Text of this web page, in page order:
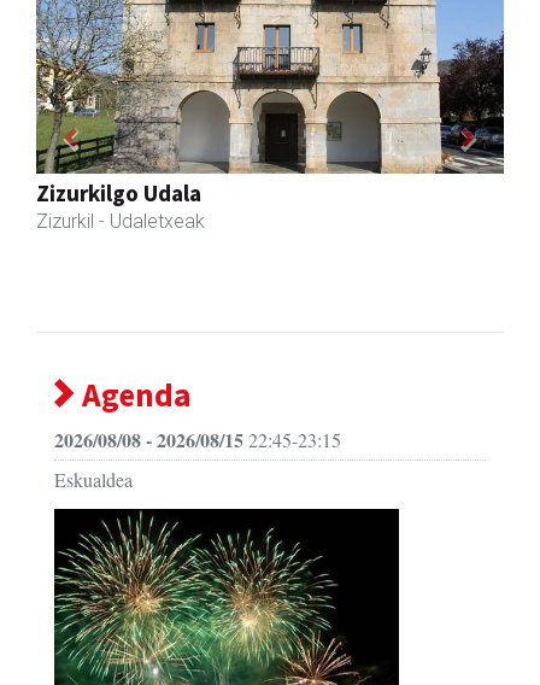
Joseba altzariak
Andoain - Altzariak
Previous Next
Agenda
2026/08/08 - 2026/08/1522:45-23:15
Eskualdea